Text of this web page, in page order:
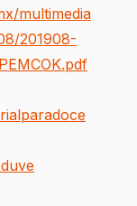
multimedia
201908-